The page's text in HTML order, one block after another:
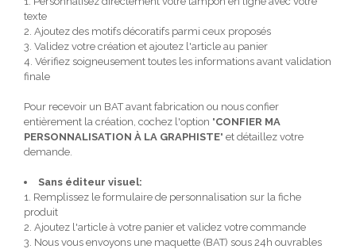
texte
2. Ajoutez des motifs décoratifs parmi ceux proposés
3. Validez votre création et ajoutez l'article au panier
4. Vérifiez soigneusement toutes les informations avant validation
finale
Pour recevoir un BAT avant fabrication ou nous confier
entièrement la création, cochez l'option "CONFIER MA
PERSONNALISATION À LA GRAPHISTE" et détaillez votre
demande.
Sans éditeur visuel:
1. Remplissez le formulaire de personnalisation sur la fiche
produit
2. Ajoutez l'article à votre panier et validez votre commande
3. Nous vous envoyons une maquette (BAT) sous 24h ouvrables